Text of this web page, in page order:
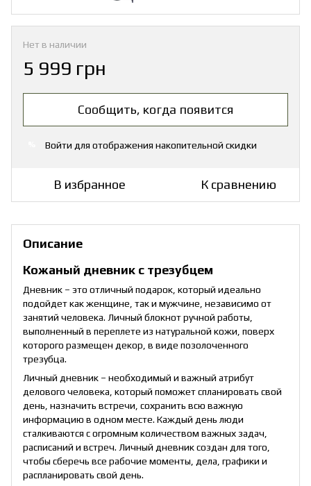
Нет в наличии
5 999 грн
Сообщить, когда появится
Войти для отображения накопительной скидки
В избранное К сравнению
Описание
Кожаный дневник с трезубцем
Дневник – это отличный подарок, который идеально
подойдет как женщине, так и мужчине, независимо от
занятий человека. Личный блокнот ручной работы,
выполненный в переплете из натуральной кожи, поверх
которого размещен декор, в виде позолоченного
трезубца.
Личный дневник – необходимый и важный атрибут
делового человека, который поможет спланировать свой
день, назначить встречи, сохранить всю важную
информацию в одном месте. Каждый день люди
сталкиваются с огромным количеством важных задач,
расписаний и встреч. Личный дневник создан для того,
чтобы сберечь все рабочие моменты, дела, графики и
распланировать свой день.